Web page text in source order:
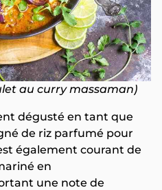
au curry massaman)
dégusté en tant que
de riz parfumé pour
également courant de
en
une note de